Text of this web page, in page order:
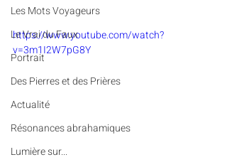
Les Mots Voyageurs
Le Vrai du Faux
Portrait
Des Pierres et des Prières
Actualité
Résonances abrahamiques
Lumière sur...
https://www.youtube.com/watch?
v=3m1I2W7pG8Y